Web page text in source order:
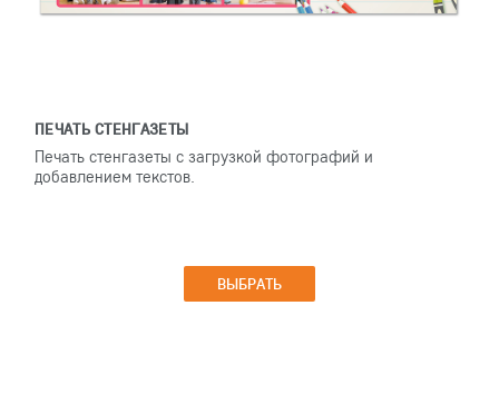
ПЕЧАТЬ СТЕНГАЗЕТЫ
Печать стенгазеты с загрузкой фотографий и
добавлением текстов.
ВЫБРАТЬ